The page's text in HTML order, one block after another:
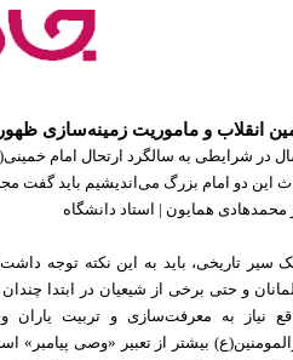
انقلاب و ماموریت زمینه‌سازی ظهور
در شرایطی به سالگرد ارتحال امام
این دو امام بزرگ می‌اندیشیم باید گفت
محمد‌هادی همایون | استاد دانشگاه
سیر تاریخی، باید به این نکته توجه
و حتی برخی از شیعیان در ابتدا
نیاز به معرفت‌سازی و تربیت
بیشتر از تعبیر «وصی پیامبر»